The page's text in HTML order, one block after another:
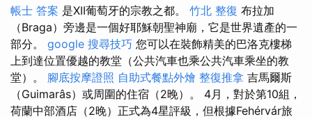
帳士 答案 是XII葡萄牙的宗教之都。 竹北 整復 布拉加
（Braga）旁邊是一個好耶穌朝聖神廟，它是世界遺產的一
部分。 google 搜尋技巧 您可以在裝飾精美的巴洛克樓梯
上到達位置優越的教堂（公共汽車也乘公共汽車乘坐的教
堂）。 腳底按摩證照 自助式餐點外燴 整復推拿 吉馬爾斯
（Guimarâs）或周圍的住宿（2晚）。 4月，對於第10組，
荷蘭中部酒店（2晚）正式為4星評級，但根據Fehérvár旅